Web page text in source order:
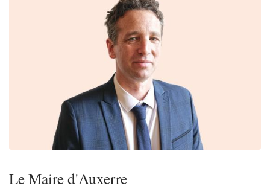
Le Maire d'Auxerre